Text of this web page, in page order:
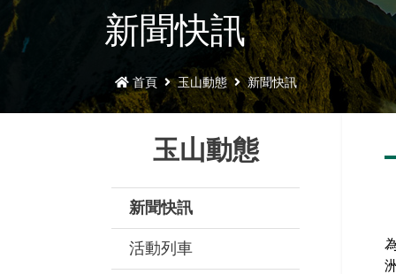
新聞快訊
首頁 玉山動態 新聞快訊
玉山動態
新聞快訊
活動列車